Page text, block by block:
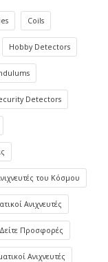
Coils
Hobby Detectors
Detectors
του Κόσμου
Ανιχνευτές
Δείτε Προσφορές
Ανιχνευτές